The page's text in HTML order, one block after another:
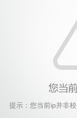
提示：您当前ip并非